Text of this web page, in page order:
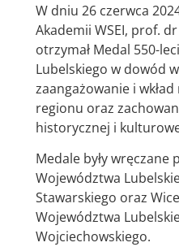
W dniu 26 czerwca
Akademii WSEI, prof.
otrzymał Medal 550-
Lubelskiego w dowód
zaangażowanie i
regionu oraz
historycznej i
Medale były wręczane
Województwa
Stawarskiego oraz
Województwa
Wojciechowskiego.